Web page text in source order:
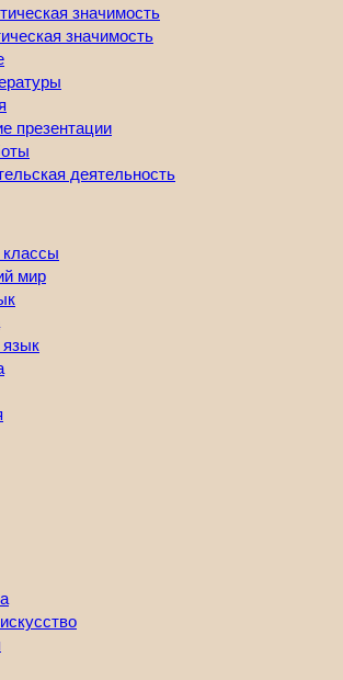
значимость
значимость
презентации
деятельность
мир
язык